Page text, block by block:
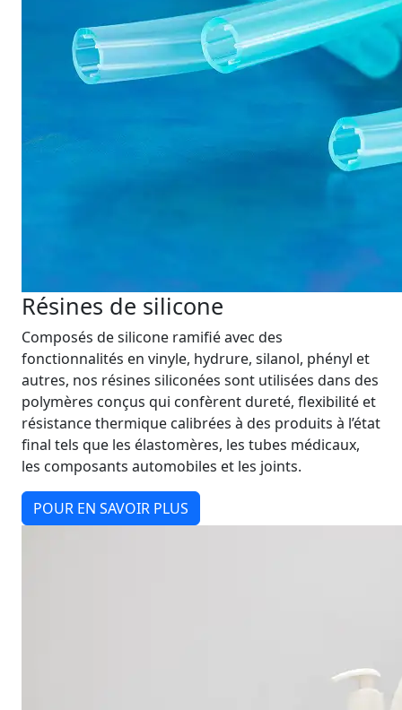
Résines de silicone
Composés de silicone ramifié avec des
fonctionnalités en vinyle, hydrure, silanol, phényl et
autres, nos résines siliconées sont utilisées dans des
polymères conçus qui confèrent dureté, flexibilité et
résistance thermique calibrées à des produits à l’état
final tels que les élastomères, les tubes médicaux,
les composants automobiles et les joints.
POUR EN SAVOIR PLUS